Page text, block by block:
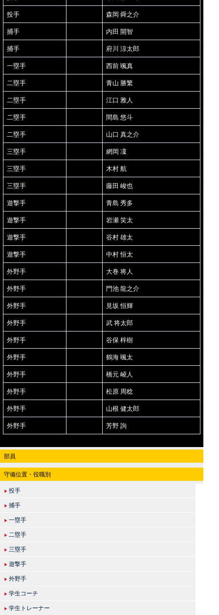
投手 森岡 舜之介
捕手 内田 開智
捕手 府川 涼太郎
一塁手 西前 颯真
二塁手 青山 勝繁
二塁手 江口 雅人
二塁手 間島 悠斗
二塁手 山口 真之介
三塁手 網岡 凜
三塁手 木村 航
三塁手 藤田 峻也
遊撃手 青島 秀多
遊撃手 岩瀬 笑太
遊撃手 谷村 雄太
遊撃手 中村 恒太
外野手 大巻 将人
外野手 門池 龍之介
外野手 見坂 恒輝
外野手 武 将太郎
外野手 谷保 梓樹
外野手 鶴海 颯太
外野手 橋元 崚人
外野手 松原 周稔
外野手 山根 健太郎
外野手 芳野 詢
部員
守備位置・役職別
▶ 投手
▶ 捕手
▶ 一塁手
▶ 二塁手
▶ 三塁手
▶ 遊撃手
▶ 外野手
▶ 学生コーチ
▶ 学生トレーナー